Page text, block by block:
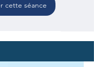
cette séance